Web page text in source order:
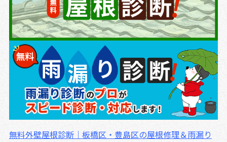
無料外壁屋根診断｜板橋区・豊島区の屋根修理＆雨漏り